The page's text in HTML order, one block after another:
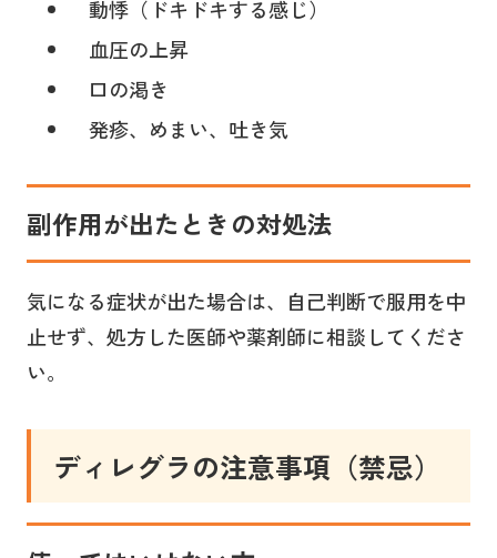
動悸（ドキドキする感じ）
血圧の上昇
口の渇き
発疹、めまい、吐き気
副作用が出たときの対処法
気になる症状が出た場合は、自己判断で服用を中
止せず、処方した医師や薬剤師に相談してくださ
い。
ディレグラの注意事項（禁忌）